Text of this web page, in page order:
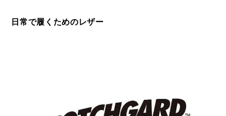
日常で履くためのレザー